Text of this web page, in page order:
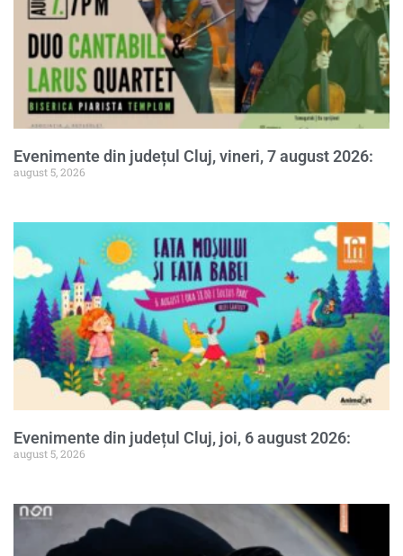
Evenimente din județul Cluj, vineri, 7 august 2026:
august 5, 2026
Evenimente din județul Cluj, joi, 6 august 2026:
august 5, 2026